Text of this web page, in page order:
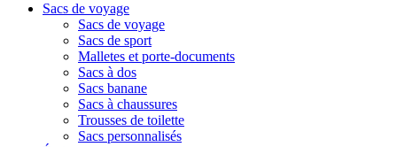
Sacs de voyage
Sacs de voyage
Sacs de sport
Malletes et porte-documents
Sacs à dos
Sacs banane
Sacs à chaussures
Trousses de toilette
Sacs personnalisés